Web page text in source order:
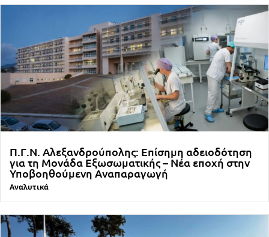
Π.Γ.Ν. Αλεξανδρούπολης: Επίσημη αδειοδότηση
για τη Μονάδα Εξωσωματικής – Νέα εποχή στην
Υποβοηθούμενη Αναπαραγωγή
Αναλυτικά